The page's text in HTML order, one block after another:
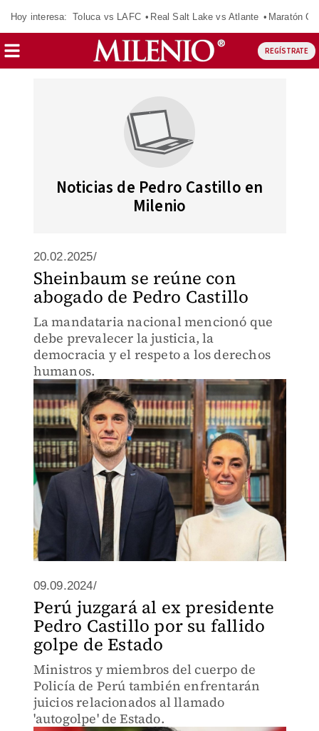
Hoy interesa: Toluca vs LAFC Real Salt Lake vs Atlante Maratón
REGÍSTRATE
Noticias de Pedro Castillo en
Milenio
20.02.2025/
Sheinbaum se reúne con
abogado de Pedro Castillo
La mandataria nacional mencionó que
debe prevalecer la justicia, la
democracia y el respeto a los derechos
humanos.
09.09.2024/
Perú juzgará al ex presidente
Pedro Castillo por su fallido
golpe de Estado
Ministros y miembros del cuerpo de
Policía de Perú también enfrentarán
juicios relacionados al llamado
'autogolpe' de Estado.